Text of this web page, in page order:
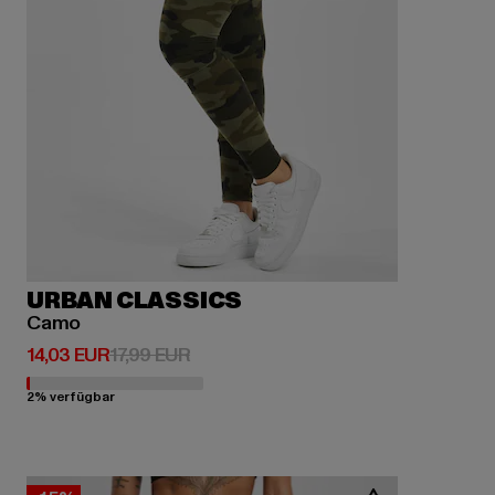
URBAN CLASSICS
Camo
14,03 EUR
Derzeitiger Preis: 14,03 EUR
17,99 EURAktionspreis: 17,99 EUR
2% verfügbar